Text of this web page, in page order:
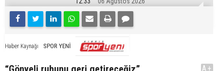
Haber Kaynağı SPOR YENİ
A+